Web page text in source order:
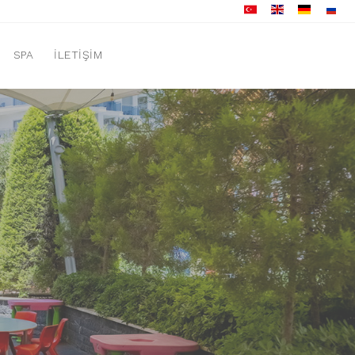
SPA İLETIŞIM